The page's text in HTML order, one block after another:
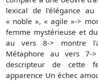
lexical de l'élégance
« noble », « agile »->
femme mystérieuse et
au vers 8-> montre
Métaphore au vers 7-
descripteur de cette
apparence Un échec